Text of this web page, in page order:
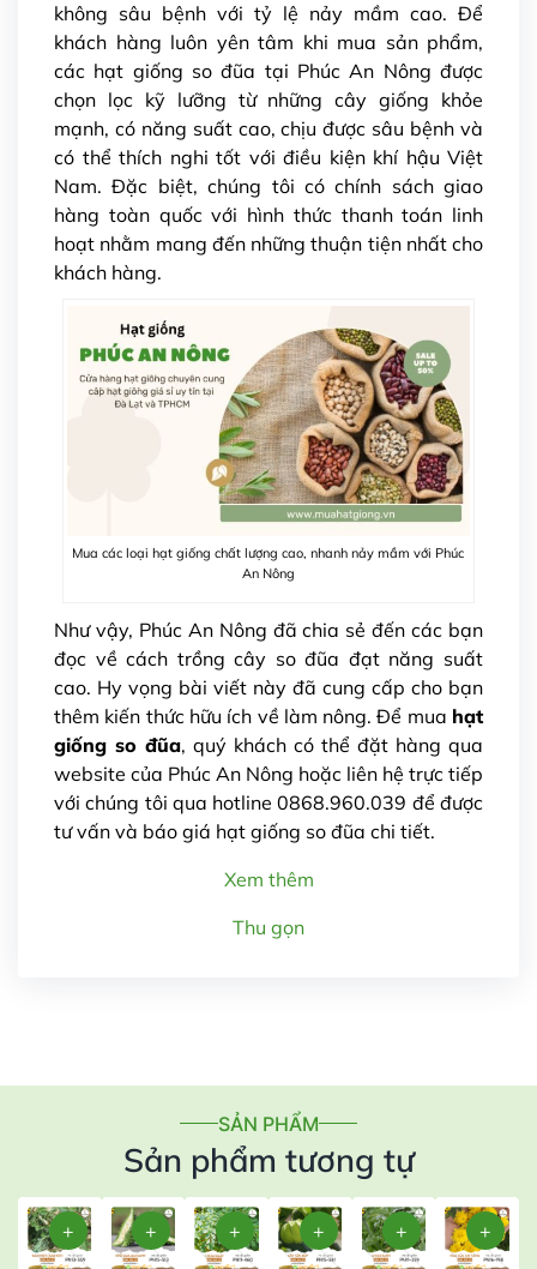
không sâu bệnh với tỷ lệ nảy mầm cao. Để
khách hàng luôn yên tâm khi mua sản phẩm,
các hạt giống so đũa tại Phúc An Nông được
chọn lọc kỹ lưỡng từ những cây giống khỏe
mạnh, có năng suất cao, chịu được sâu bệnh và
có thể thích nghi tốt với điều kiện khí hậu Việt
Nam. Đặc biệt, chúng tôi có chính sách giao
hàng toàn quốc với hình thức thanh toán linh
hoạt nhằm mang đến những thuận tiện nhất cho
khách hàng.
Mua các loại hạt giống chất lượng cao, nhanh nảy mầm với Phúc
An Nông
Như vậy, Phúc An Nông đã chia sẻ đến các bạn
đọc về cách trồng cây so đũa đạt năng suất
cao. Hy vọng bài viết này đã cung cấp cho bạn
thêm kiến thức hữu ích về làm nông. Để mua hạt
giống so đũa, quý khách có thể đặt hàng qua
website của Phúc An Nông hoặc liên hệ trực tiếp
với chúng tôi qua hotline 0868.960.039 để được
tư vấn và báo giá hạt giống so đũa chi tiết.
Xem thêm
Thu gọn
SẢN PHẨM
Sản phẩm tương tự